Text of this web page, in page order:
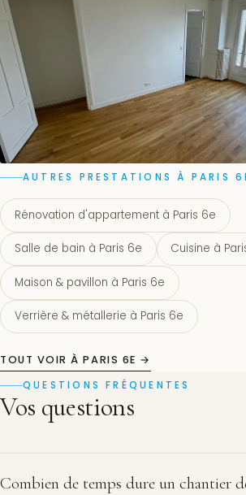
AUTRES PRESTATIONS À PARIS
Rénovation d'appartement à Paris 6e
Salle de bain à Paris 6e Cuisine à
Maison & pavillon à Paris 6e
Verrière & métallerie à Paris 6e
TOUT VOIR À PARIS 6E →
QUESTIONS FRÉQUENTES
Vos questions
Combien de temps dure un chantier